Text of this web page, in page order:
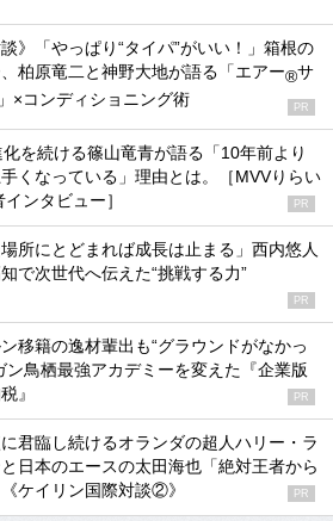
談》「やっぱり“タイパ”がいい！」箱根の
柏原竜二と神野大地が語る「エアー®サ
」×コンディショニング術 PR
を続ける篠山竜青が語る「10年前より
くなっている」理由とは。［MVVりらい
ンタビュー］
PR
場所にとどまれば成長は止まる」西内悠人
で次世代へ伝えた“挑戦する力”
PR
ン移籍の逸材輩出も“グラウンドがなかっ
鳥栖最強アカデミーを変えた『企業版
』
PR
君臨し続けるオランダの超人ハリー・ラ
日本のエースの太田海也「絶対王者から
ケイリン国際対談②》
PR